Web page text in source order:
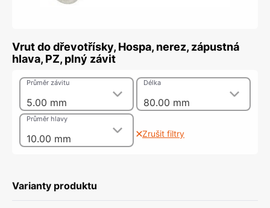
Vrut do dřevotřísky, Hospa, nerez, zápustná
hlava, PZ, plný závit
5.00 mm
Průměr závitu
80.00 mm
Délka
10.00 mm
Průměr hlavy
Zrušit filtry
Varianty produktu